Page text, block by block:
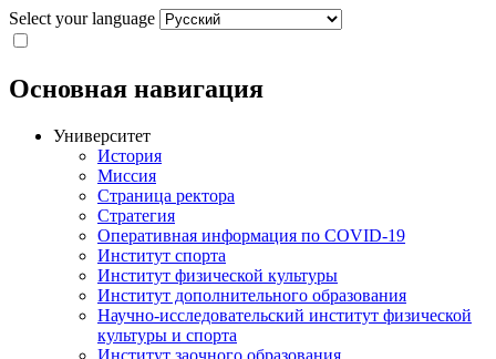
Select your language
Основная навигация
Университет
История
Миссия
Страница ректора
Стратегия
Оперативная информация по COVID-19
Институт спорта
Институт физической культуры
Институт дополнительного образования
Научно-исследовательский институт физической
культуры и спорта